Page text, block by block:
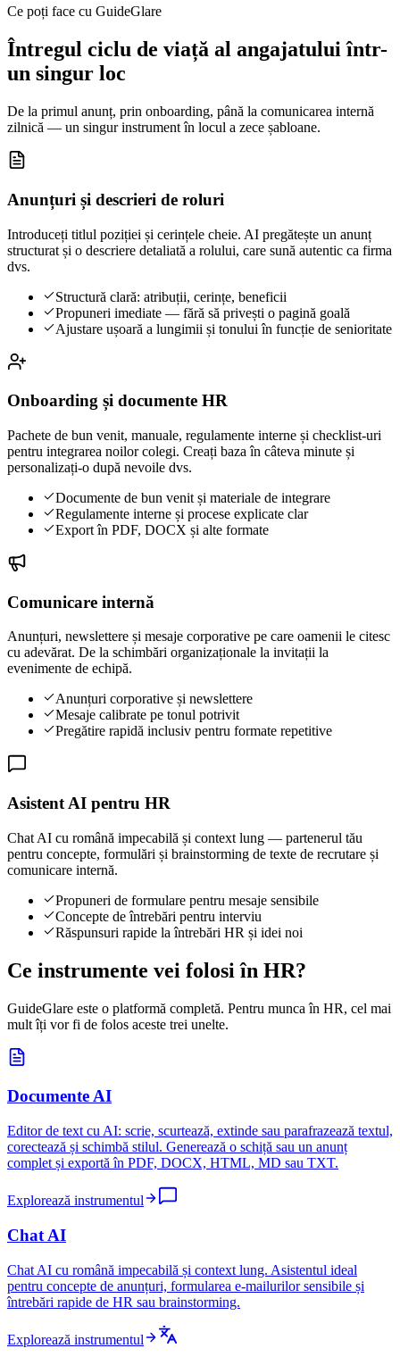
Ce poți face cu GuideGlare
Întregul ciclu de viață al angajatului într-
un singur loc
De la primul anunț, prin onboarding, până la comunicarea internă
zilnică — un singur instrument în locul a zece șabloane.
Anunțuri și descrieri de roluri
Introduceți titlul poziției și cerințele cheie. AI pregătește un anunț
structurat și o descriere detaliată a rolului, care sună autentic ca firma
dvs.
Structură clară: atribuții, cerințe, beneficii
Propuneri imediate — fără să privești o pagină goală
Ajustare ușoară a lungimii și tonului în funcție de senioritate
Onboarding și documente HR
Pachete de bun venit, manuale, regulamente interne și checklist-uri
pentru integrarea noilor colegi. Creați baza în câteva minute și
personalizați-o după nevoile dvs.
Documente de bun venit și materiale de integrare
Regulamente interne și procese explicate clar
Export în PDF, DOCX și alte formate
Comunicare internă
Anunțuri, newslettere și mesaje corporative pe care oamenii le citesc
cu adevărat. De la schimbări organizaționale la invitații la
evenimente de echipă.
Anunțuri corporative și newslettere
Mesaje calibrate pe tonul potrivit
Pregătire rapidă inclusiv pentru formate repetitive
Asistent AI pentru HR
Chat AI cu română impecabilă și context lung — partenerul tău
pentru concepte, formulări și brainstorming de texte de recrutare și
comunicare internă.
Propuneri de formulare pentru mesaje sensibile
Concepte de întrebări pentru interviu
Răspunsuri rapide la întrebări HR și idei noi
Ce instrumente vei folosi în HR?
GuideGlare este o platformă completă. Pentru munca în HR, cel mai
mult îți vor fi de folos aceste trei unelte.
Documente AI
Editor de text cu AI: scrie, scurtează, extinde sau parafrazează textul,
corectează și schimbă stilul. Generează o schiță sau un anunț
complet și exportă în PDF, DOCX, HTML, MD sau TXT.
Explorează instrumentul
Chat AI
Chat AI cu română impecabilă și context lung. Asistentul ideal
pentru concepte de anunțuri, formularea e-mailurilor sensibile și
întrebări rapide de HR sau brainstorming.
Explorează instrumentul